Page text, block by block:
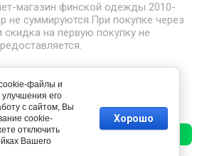
магазин финской одежды 2010-
не суммируются.При покупке через
на первую покупку не
Написать
файлы и
улучшения его
с сайтом, Вы
cookie-
отключить
Вашего
Хорошо